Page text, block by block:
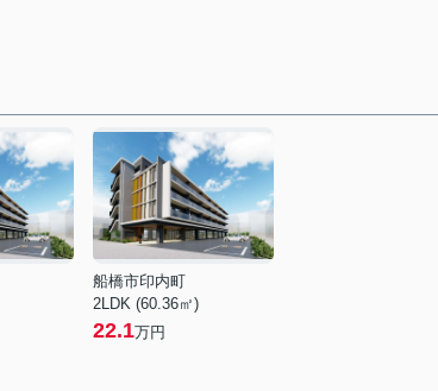
船橋市印内町
2LDK (60.36㎡)
22.1万円